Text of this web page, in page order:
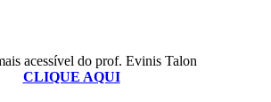
acessível do prof. Evinis Talon
CLIQUE AQUI